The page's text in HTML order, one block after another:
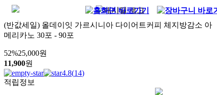
(반값세일) 올데이잇 가르시니아 다이어트커피 체지방감소 아
메리카노 30포 - 90포
52%25,000원
11,900원
4.8(14)
적립정보